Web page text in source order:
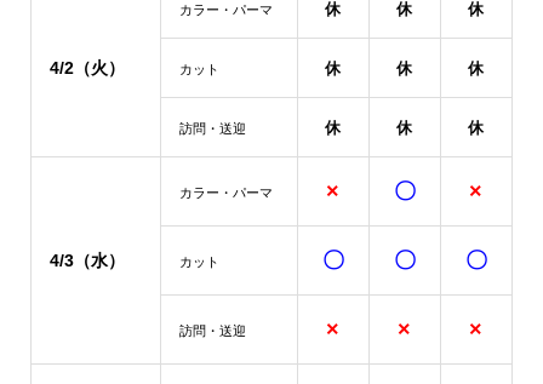
4/2（火）
カラー・パーマ 休 休 休
カット 休 休 休
訪問・送迎 休 休 休
4/3（水）
カラー・パーマ × 〇 ×
カット 〇 〇 〇
訪問・送迎 × × ×